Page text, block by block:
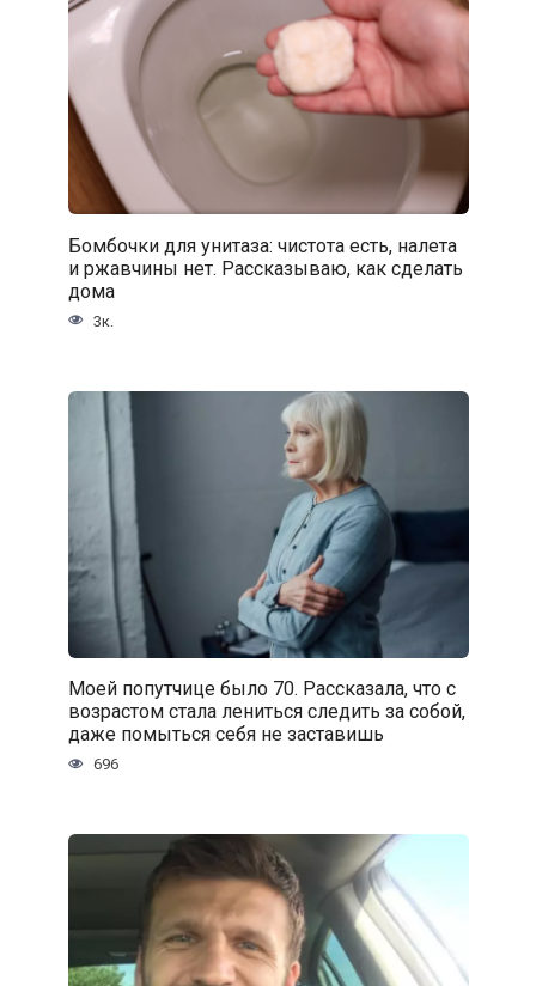
Бомбочки для унитаза: чистота есть, налета
и ржавчины нет. Рассказываю, как сделать
дома
3к.
Моей попутчице было 70. Рассказала, что с
возрастом стала лениться следить за собой,
даже помыться себя не заставишь
696